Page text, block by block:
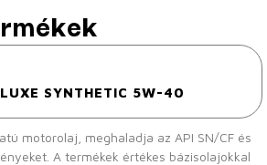
SYNTHETIC 5W-40
motorolaj, meghaladja az API SN/CF és
bázisolajokkal